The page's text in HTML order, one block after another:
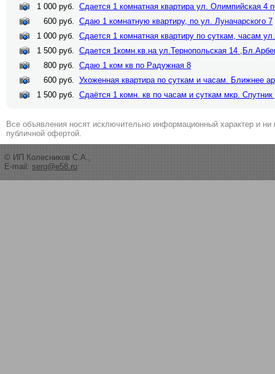
1 000 руб. Сдается 1 комнатная квартира ул. Олимпийская 4
600 руб. Сдаю 1 комнатную квартиру, по ул. Луначарского 7
1 000 руб. Сдается 1 комнатная квартиру по суткам, часам
1 500 руб. Сдается 1комн.кв.на ул.Тернопольская 14
800 руб. Сдаю 1 ком кв по Радужная 8
600 руб. Ухоженная квартира по суткам и часам. Ближнее
1 500 руб. Сдаётся 1 комн. кв по часам и суткам мкр.
Все объявления носят исключительно информационный характер и ни
публичной офертой.
© ИП Колесников С.А.,
E-mail: serg@e58.ru